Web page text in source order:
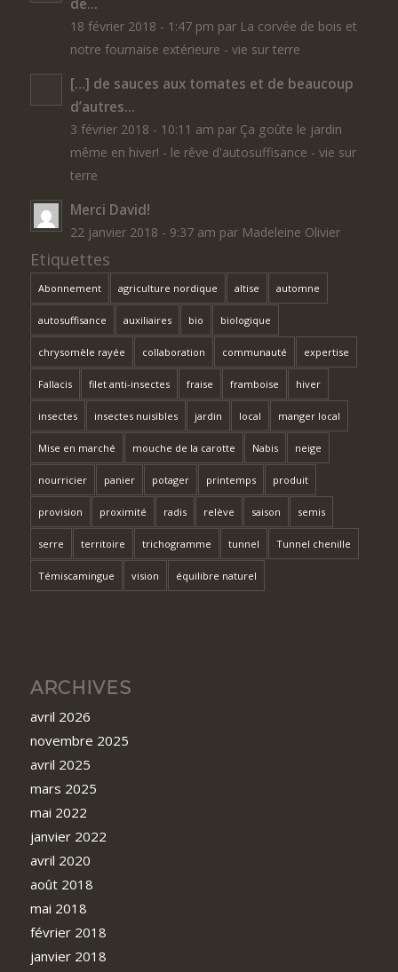
18 février 2018 - 1:47 pm par La corvée de bois et
notre fournaise extérieure - vie sur terre
[…] de sauces aux tomates et de beaucoup
d’autres...
3 février 2018 - 10:11 am par Ça goûte le jardin
même en hiver! - le rêve d'autosuffisance - vie sur
terre
Merci David!
22 janvier 2018 - 9:37 am par Madeleine Olivier
Etiquettes
Abonnement agriculture nordique altise automne
autosuffisance auxiliaires bio biologique
chrysomèle rayée collaboration communauté expertise
Fallacis filet anti-insectes fraise framboise hiver
insectes insectes nuisibles jardin local manger local
Mise en marché mouche de la carotte Nabis neige
nourricier panier potager printemps produit
provision proximité radis relève saison semis
serre territoire trichogramme tunnel Tunnel chenille
Témiscamingue vision équilibre naturel
ARCHIVES
avril 2026
novembre 2025
avril 2025
mars 2025
mai 2022
janvier 2022
avril 2020
août 2018
mai 2018
février 2018
janvier 2018